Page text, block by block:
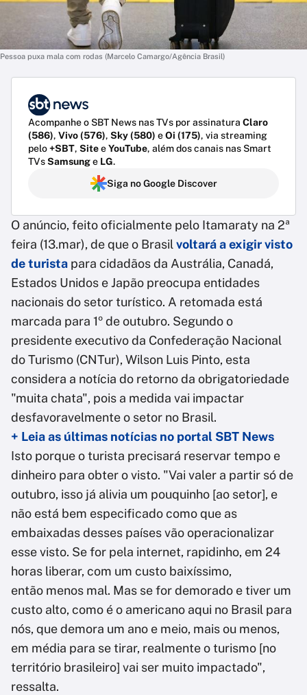
Pessoa puxa mala com rodas (Marcelo Camargo/Agência Brasil)
Acompanhe o SBT News nas TVs por assinatura Claro
(586), Vivo (576), Sky (580) eOi (175), via streaming
pelo+SBT, SiteeYouTube, além dos canais nas Smart
TVsSamsunge LG.
Siga no Google Discover
O anúncio, feito oficialmente pelo Itamaraty na 2ª
feira (13.mar), de que o Brasilvoltará a exigir visto
de turista para cidadãos da Austrália, Canadá,
Estados Unidos e Japão preocupa entidades
nacionais do setor turístico. A retomada está
marcada para 1º de outubro. Segundo o
presidente executivo da Confederação Nacional
do Turismo (CNTur), Wilson Luis Pinto, esta
considera a notícia do retorno da obrigatoriedade
"muita chata", pois a medida vai impactar
desfavoravelmente o setor no Brasil.
+ Leia as últimas notícias no portal SBT News
Isto porque o turista precisará reservar tempo e
dinheiro para obter o visto. "Vai valer a partir só de
outubro, isso já alivia um pouquinho [ao setor], e
não está bem especificado como que as
embaixadas desses países vão operacionalizar
esse visto. Se for pela internet, rapidinho, em 24
horas liberar, com um custo baixíssimo,
então menos mal. Mas se for demorado e tiver um
custo alto, como é o americano aqui no Brasil para
nós, que demora um ano e meio, mais ou menos,
em média para se tirar, realmente o turismo [no
território brasileiro] vai ser muito impactado",
ressalta.